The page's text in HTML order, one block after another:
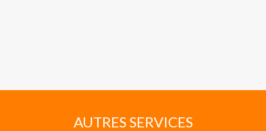
AUTRES SERVICES